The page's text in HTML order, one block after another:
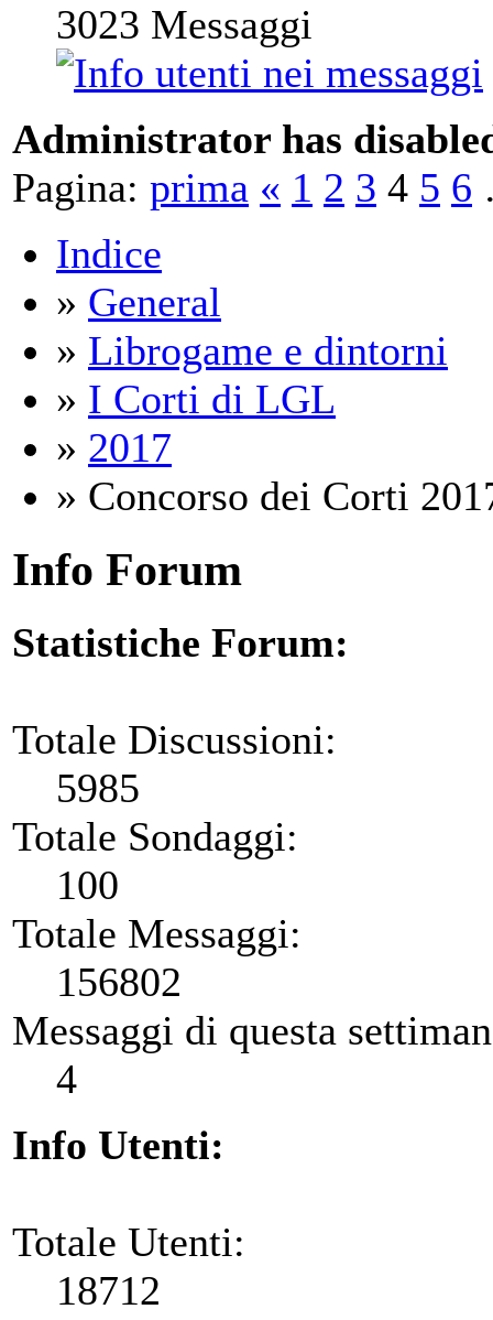
3023 Messaggi
Administrator has
Pagina: prima « 1 2 3 4 5 6
Indice
» General
» Librogame e dintorni
» I Corti di LGL
» 2017
» Concorso dei Corti
Info Forum
Statistiche Forum:
Totale Discussioni:
5985
Totale Sondaggi:
100
Totale Messaggi:
156802
Messaggi di questa
4
Info Utenti:
Totale Utenti:
18712